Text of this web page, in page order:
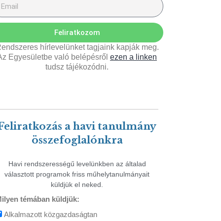
Feliratkozom
hírlevelünket tagjaink kapják meg.
Egyesületbe való belépésről ezen a linken
tudsz tájékozódni.
a havi tanulmány
összefoglalónkra
Havi rendszerességű levelünkben az általad
választott programok friss műhelytanulmányait
küldjük el neked.
témában küldjük:
Alkalmazott közgazdaságtan